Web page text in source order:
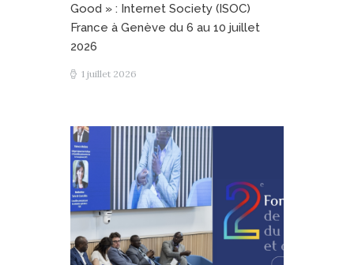
Good » : Internet Society (ISOC)
France à Genève du 6 au 10 juillet
2026
1 juillet 2026